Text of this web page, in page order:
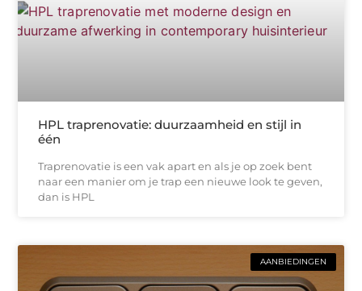
HPL traprenovatie: duurzaamheid en stijl in
één
Traprenovatie is een vak apart en als je op zoek bent
naar een manier om je trap een nieuwe look te geven,
dan is HPL
AANBIEDINGEN